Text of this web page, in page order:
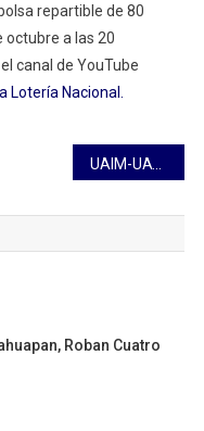
repartible de 80
octubre a las 20
canal de YouTube
Lotería Nacional.
Roban Cuatro